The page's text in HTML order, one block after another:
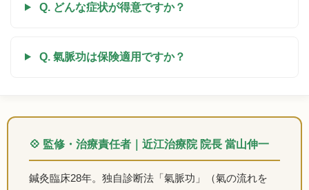
Q. どんな症状が得意ですか？
Q. 氣脈功は保険適用ですか？
💠 監修・治療責任者｜近江治療院 院長 當山伸一
鍼灸臨床28年。独自診断法「氣脈功」（氣の流れを